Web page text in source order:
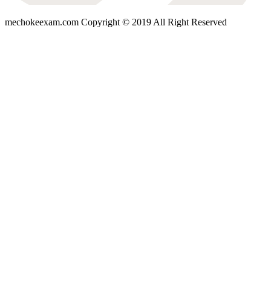
mechokeexam.com Copyright © 2019 All Right Reserved